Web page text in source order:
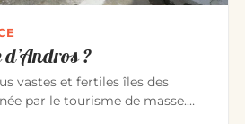
?
vastes et fertiles îles des
par le tourisme de masse.